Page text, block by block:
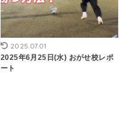
2025.07.01
2025年6月25日(水) おがせ校レポ
ート